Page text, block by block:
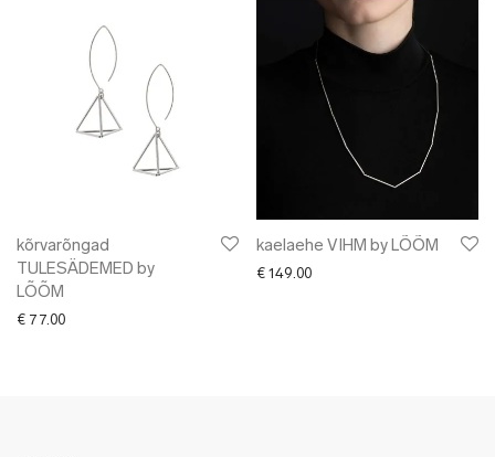
kõrvarõngad
TULESÄDEMED by
LÕÕM
€ 77.00
kaelaehe VIHM by LÕÕM
€ 149.00